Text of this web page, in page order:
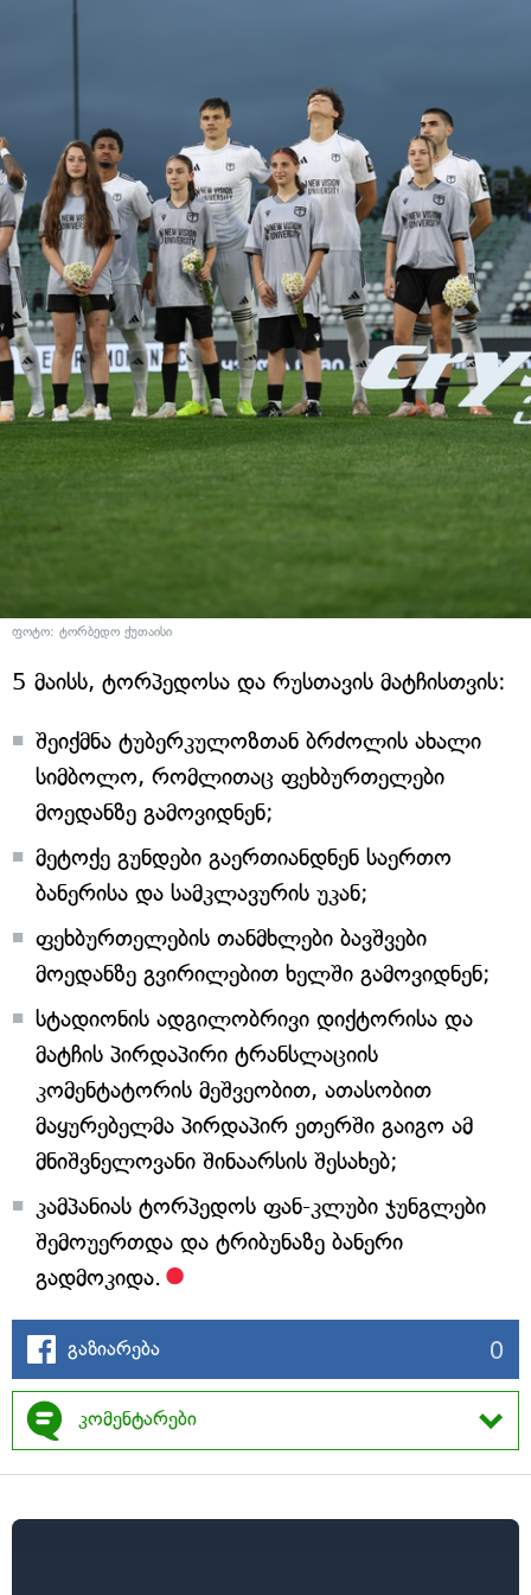
ფოტო: ტორბედო ქუთაისი
5 მაისს, ტორპედოსა და რუსთავის მატჩისთვის:
შეიქმნა ტუბერკულოზთან ბრძოლის ახალი
სიმბოლო, რომლითაც ფეხბურთელები
მოედანზე გამოვიდნენ;
მეტოქე გუნდები გაერთიანდნენ საერთო
ბანერისა და სამკლავურის უკან;
ფეხბურთელების თანმხლები ბავშვები
მოედანზე გვირილებით ხელში გამოვიდნენ;
სტადიონის ადგილობრივი დიქტორისა და
მატჩის პირდაპირი ტრანსლაციის
კომენტატორის მეშვეობით, ათასობით
მაყურებელმა პირდაპირ ეთერში გაიგო ამ
მნიშვნელოვანი შინაარსის შესახებ;
კამპანიას ტორპედოს ფან-კლუბი ჯუნგლები
შემოუერთდა და ტრიბუნაზე ბანერი
გადმოკიდა.
გაზიარება 0
კომენტარები